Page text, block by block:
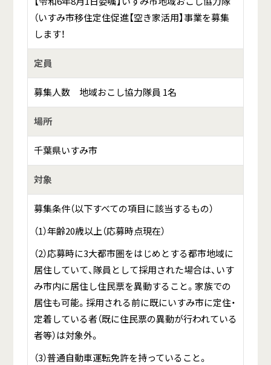
（いすみ市移住定住促進【空き家活用】事業を募集
します！
定員
募集人数 地域おこし協力隊員 1名
場所
千葉県いすみ市
対象
募集条件（以下すべての項目に該当するもの）
（1）年齢20歳以上（応募時点現在）
（2）応募時に3大都市圏をはじめとする都市地域に
居住していて、隊員として採用された場合は、いす
み市内に居住し住民票を異動すること。家族での
居住も可能。採用される前に既にいすみ市に定住・
定着している者（既に住民票の異動が行われている
者等）は対象外。
（3）普通自動車運転免許を持っていること。